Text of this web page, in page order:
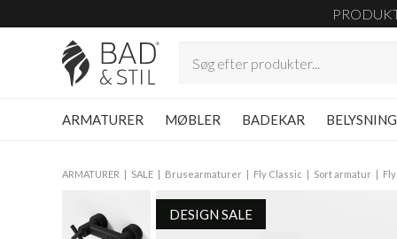
ARMATURER MØBLER BADEKAR BELYSNING
ARMATURER SALE Brusearmaturer Fly Classic Sort armatur
DESIGN SALE